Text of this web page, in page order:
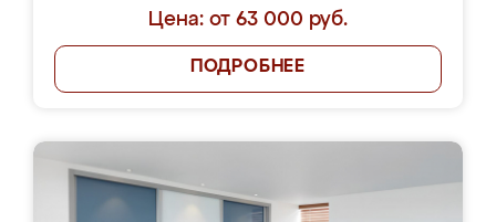
Цена: от 63 000 руб.
ПОДРОБНЕЕ